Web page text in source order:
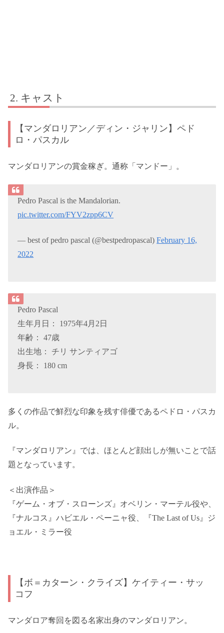
キャスト
【マンダロリアン／ディン・ジャリン】ペド
ロ・パスカル
マンダロリアンの賞金稼ぎ。通称「マンドー」。
Pedro Pascal is the Mandalorian.
pic.twitter.com/FYV2zpp6CV
— best of pedro pascal (@bestpedropascal)February 16,
2022
Pedro Pascal
生年月日： 1975年4月2日
年齢： 47歳
出生地： チリ サンティアゴ
身長： 180 cm
多くの作品で鮮烈な印象を残す俳優であるペドロ・パスカ
ル。
『マンダロリアン』では、ほとんど顔出しが無いことで話
題となっています。
＜出演作品＞
『ゲーム・オブ・スローンズ』オベリン・マーテル役や、
『ナルコス』ハビエル・ペーニャ役、『The Last of Us』ジ
ョエル・ミラー役
【ボ＝カターン・クライズ】ケイティー・サッ
コフ
マンダロア奪回を図る名家出身のマンダロリアン。